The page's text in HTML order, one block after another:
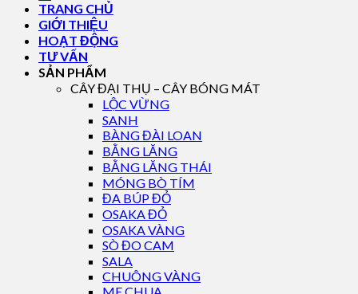
TRANG CHỦ
GIỚI THIỆU
HOẠT ĐỘNG
TƯ VẤN
SẢN PHẨM
CÂY ĐẠI THỤ – CÂY BÓNG MÁT
LỘC VỪNG
SANH
BÀNG ĐÀI LOAN
BẰNG LĂNG
BẰNG LĂNG THÁI
MÓNG BÒ TÍM
ĐA BÚP ĐỎ
OSAKA ĐỎ
OSAKA VÀNG
SÒ ĐO CAM
SALA
CHUÔNG VÀNG